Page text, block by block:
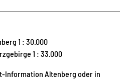
1 : 30.000
1 : 33.000
Information Altenberg oder in